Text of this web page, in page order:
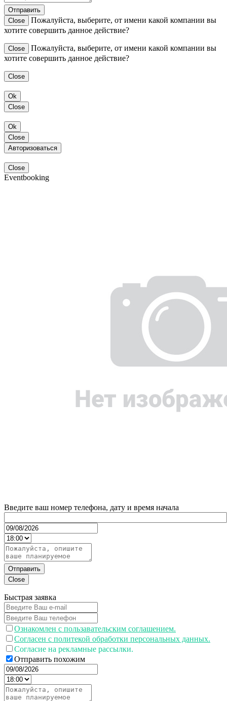
Отправить
Close
Пожалуйста, выберите, от имени какой компании вы
хотите совершить данное действие?
Close
Пожалуйста, выберите, от имени какой компании вы
хотите совершить данное действие?
Close
Ok
Close
Ok
Close
Авторизоваться
Close
Eventbooking
Введите ваш номер телефона, дату и время начала
Отправить
Close
Быстрая заявка
Ознакомлен с пользавательским соглашением.
Согласен с политекой обработки персональных данных.
Согласие на рекламные рассылки.
Отправить похожим